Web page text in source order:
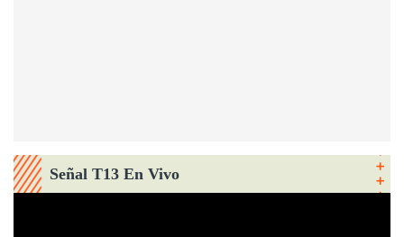
Señal T13 En Vivo